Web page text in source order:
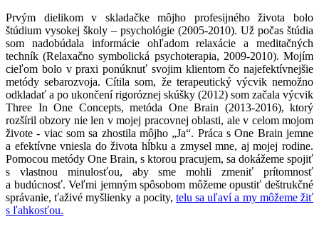
Prvým dielikom v skladačke môjho profesijného života bolo
štúdium vysokej školy – psychológie (2005-2010). Už počas štúdia
som nadobúdala informácie ohľadom relaxácie a meditačných
techník (Relaxačno symbolická psychoterapia, 2009-2010). Mojím
cieľom bolo v praxi ponúknuť svojim klientom čo najefektívnejšie
metódy sebarozvoja. Cítila som, že terapeutický výcvik nemožno
odkladať a po ukončení rigoróznej skúšky (2012) som začala výcvik
Three In One Concepts, metóda One Brain (2013-2016), ktorý
rozšíril obzory nie len v mojej pracovnej oblasti, ale v celom mojom
živote - viac som sa zhostila môjho „Ja“. Práca s One Brain jemne
a efektívne vniesla do života hĺbku a zmysel mne, aj mojej rodine.
Pomocou metódy One Brain, s ktorou pracujem, sa dokážeme spojiť
s vlastnou minulosťou, aby sme mohli zmeniť prítomnosť
a budúcnosť. Veľmi jemným spôsobom môžeme opustiť deštrukčné
správanie, ťaživé myšlienky a pocity, telu sa uľaví a my môžeme žiť
s ľahkosťou.